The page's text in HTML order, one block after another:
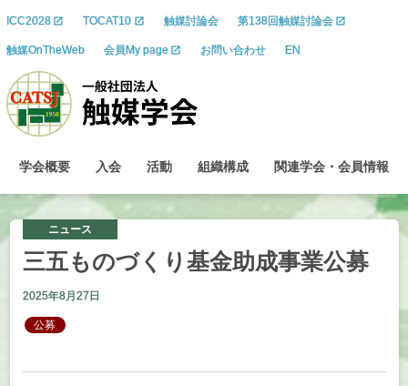
ICC2028 TOCAT10 触媒討論会 第138回触媒討論会
触媒OnTheWeb 会員My page お問い合わせ EN
学会概要 入会 活動 組織構成 関連学会 ・ 会員情報
ニュース
三五ものづくり 基金助成事業公募
2025年8月27日
公募